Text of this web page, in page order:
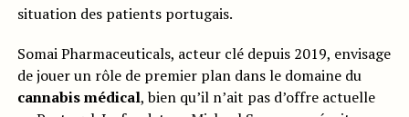
situation des patients portugais.
Somai Pharmaceuticals, acteur clé depuis 2019, envisage
de jouer un rôle de premier plan dans le domaine du
cannabis médical, bien qu’il n’ait pas d’offre actuelle